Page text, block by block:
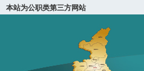
本站为公职类第三方网站